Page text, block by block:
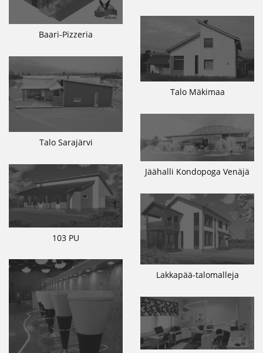
Baari-Pizzeria
Talo Mäkimaa
Talo Sarajärvi
Jäähalli Kondopoga Venäjä
103 PU
Lakkapää-talomalleja